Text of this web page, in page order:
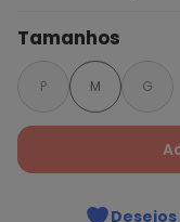
Tamanhos
P M G
Desejos